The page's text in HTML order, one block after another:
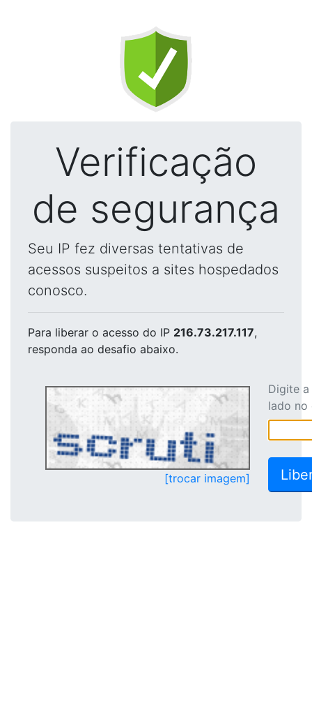
Verificação
de segurança
Seu IP fez diversas tentativas de
acessos suspeitos a sites hospedados
conosco.
Para liberar o acesso do IP 216.73.217.117,
responda ao desafio abaixo.
[trocar imagem]
Digite
lado no